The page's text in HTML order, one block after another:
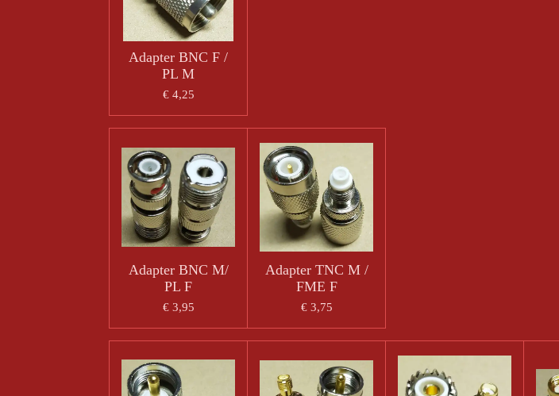
Adapter BNC F /
PL M
€ 4,25
Adapter BNC M/
PL F
€ 3,95
Adapter TNC M /
FME F
€ 3,75